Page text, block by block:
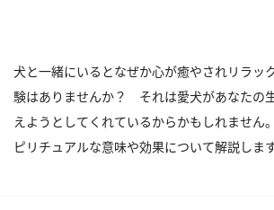
犬と一緒にいるとなぜか心が癒やされリラッ
験はありませんか？ それは愛犬があなたの
えようとしてくれているからかもしれません
ピリチュアルな意味や効果について解説します